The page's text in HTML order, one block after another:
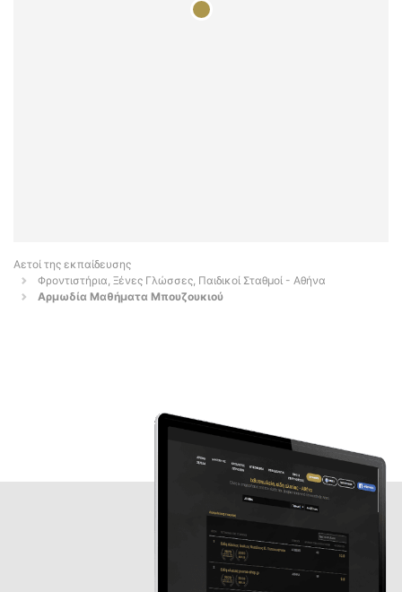
Αετοί της εκπαίδευσης
Φροντιστήρια, Ξένες Γλώσσες, Παιδικοί Σταθμοί - Αθήνα
Αρμωδία Μαθήματα Μπουζουκιού